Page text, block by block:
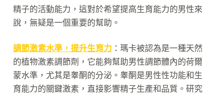
精子的活動能力，這對於希望提高生育能力的男性來
說，無疑是一個重要的幫助。
調節激素水準，提升生育力 ：瑪卡被認為是一種天然
的植物激素調節劑，它能夠幫助男性調節體內的荷爾
蒙水準，尤其是睾酮的分泌。睾酮是男性性功能和生
育能力的關鍵激素，直接影響精子生產和品質。研究